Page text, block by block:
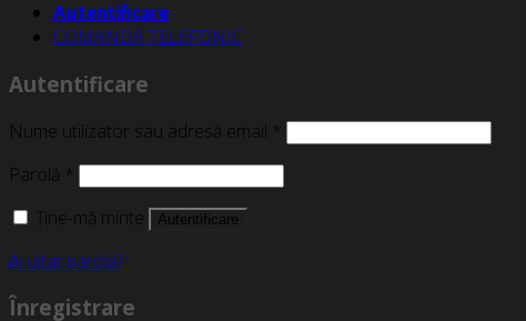
Autentificare
COMANDĂ TELEFONIC
Autentificare
Nume utilizator sau adresă email *
Parolă *
Ține-mă minte
Autentificare
Ai uitat parola?
Înregistrare